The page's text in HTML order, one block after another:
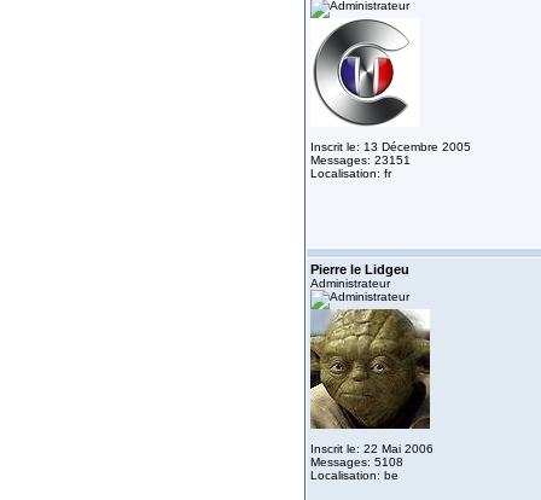
Inscrit le: 13 Décembre 2005
Messages: 23151
Localisation: fr
Pierre le Lidgeu
Administrateur
Inscrit le: 22 Mai 2006
Messages: 5108
Localisation: be